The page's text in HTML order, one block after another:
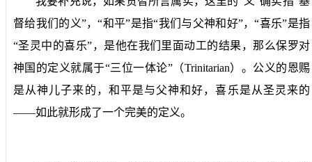
督给我们的义”，“和平”是指“我们与父神和好”，“喜乐”是指
“圣灵中的喜乐”，是他在我们里面动工的结果，那么保罗对
神国的定义就属于“三位一体论”（Trinitarian）。公义的恩赐
是从神儿子来的，和平是与父神和好，喜乐是从圣灵来的
——如此就形成了一个完美的定义。